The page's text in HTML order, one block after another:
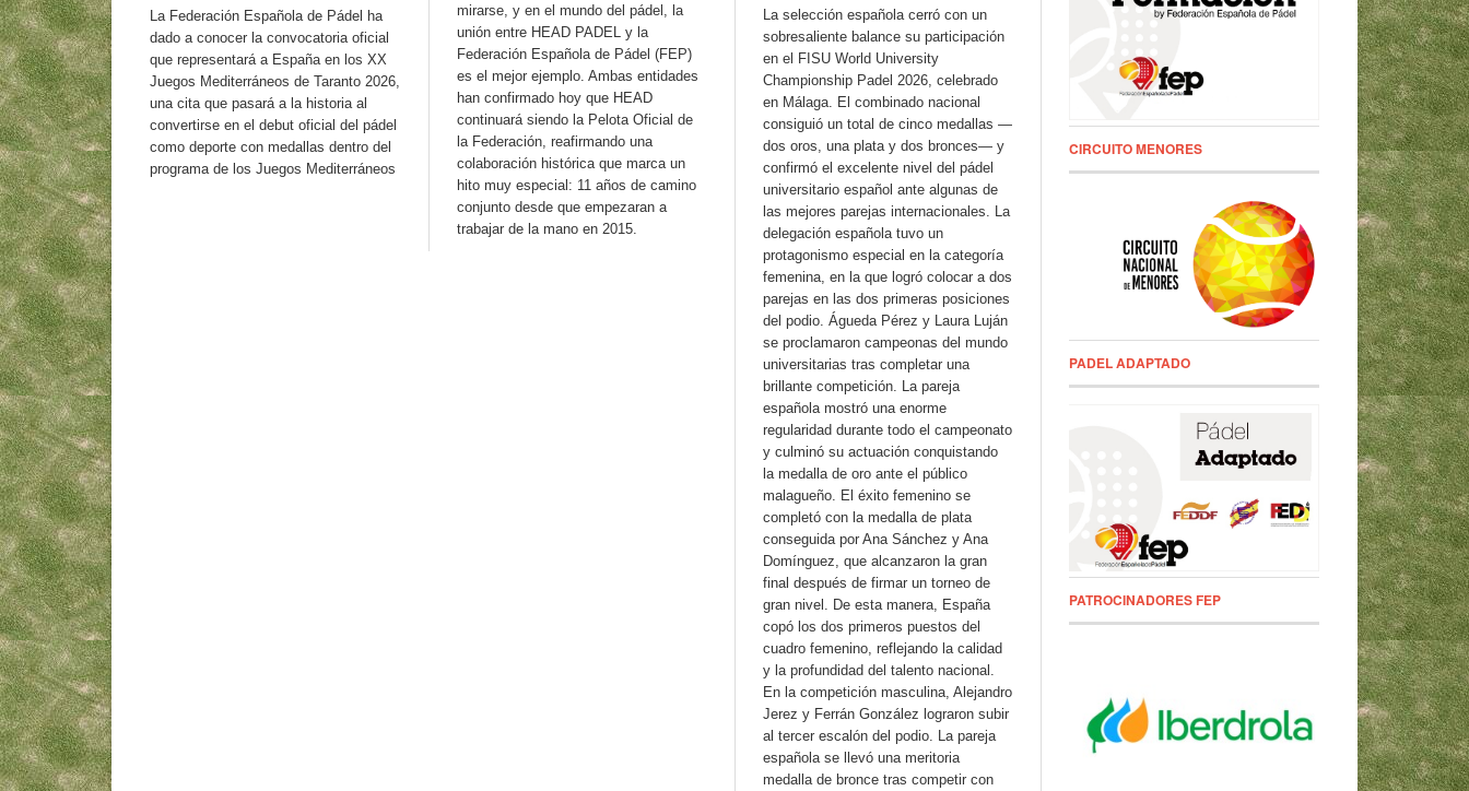
La Federación Española de Pádel ha
dado a conocer la convocatoria oficial
que representará a España en los XX
Juegos Mediterráneos de Taranto 2026,
una cita que pasará a la historia al
convertirse en el debut oficial del pádel
como deporte con medallas dentro del
programa de los Juegos Mediterráneos
mirarse, y en el mundo del pádel, la
unión entre HEAD PADEL y la
Federación Española de Pádel (FEP)
es el mejor ejemplo. Ambas entidades
han confirmado hoy que HEAD
continuará siendo la Pelota Oficial de
la Federación, reafirmando una
colaboración histórica que marca un
hito muy especial: 11 años de camino
conjunto desde que empezaran a
trabajar de la mano en 2015.
La selección española cerró con un
sobresaliente balance su participación
en el FISU World University
Championship Padel 2026, celebrado
en Málaga. El combinado nacional
consiguió un total de cinco medallas —
dos oros, una plata y dos bronces— y
confirmó el excelente nivel del pádel
universitario español ante algunas de
las mejores parejas internacionales. La
delegación española tuvo un
protagonismo especial en la categoría
femenina, en la que logró colocar a dos
parejas en las dos primeras posiciones
del podio. Águeda Pérez y Laura Luján
se proclamaron campeonas del mundo
universitarias tras completar una
brillante competición. La pareja
española mostró una enorme
regularidad durante todo el campeonato
y culminó su actuación conquistando
la medalla de oro ante el público
malagueño. El éxito femenino se
completó con la medalla de plata
conseguida por Ana Sánchez y Ana
Domínguez, que alcanzaron la gran
final después de firmar un torneo de
gran nivel. De esta manera, España
copó los dos primeros puestos del
cuadro femenino, reflejando la calidad
y la profundidad del talento nacional.
En la competición masculina, Alejandro
Jerez y Ferrán González lograron subir
al tercer escalón del podio. La pareja
española se llevó una meritoria
medalla de bronce tras competir con
CIRCUITO MENORES
PADEL ADAPTADO
PATROCINADORES FEP